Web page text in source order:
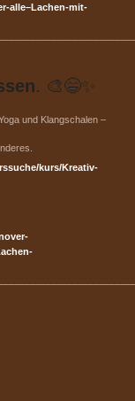
alle–Lachen-mit-
. 🎨😄✨
und Klangschalen –
kurs/Kreativ-